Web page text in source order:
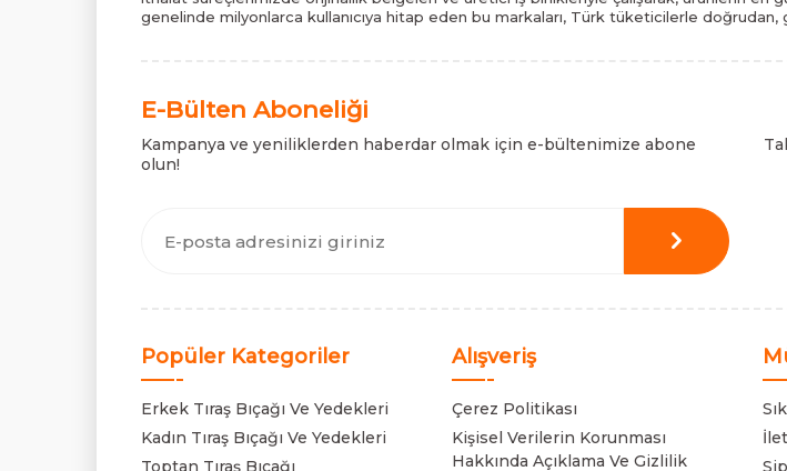
genelinde milyonlarca kullanıcıya hitap eden bu markaları, Türk tüketicilerle
E-Bülten Aboneliği
Kampanya ve yeniliklerden haberdar olmak için e-bültenimize abone
olun!
Popüler Kategoriler
Erkek Tıraş Bıçağı Ve Yedekleri
Kadın Tıraş Bıçağı Ve Yedekleri
Toptan Tıraş Bıçağı
Alışveriş
Çerez Politikası
Kişisel Verilerin Korunması
Hakkında Açıklama Ve Gizlilik